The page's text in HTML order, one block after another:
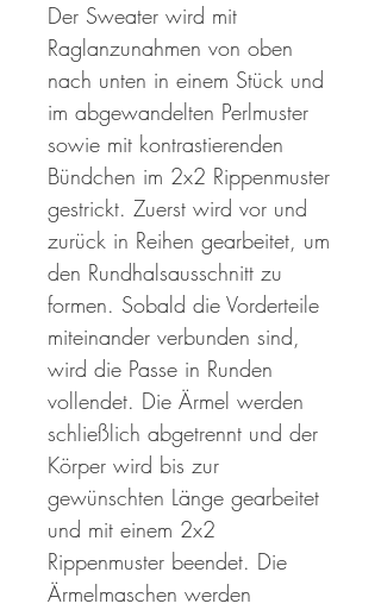
Der Sweater wird mit
Raglanzunahmen von oben
nach unten in einem Stück und
im abgewandelten Perlmuster
sowie mit kontrastierenden
Bündchen im 2x2 Rippenmuster
gestrickt. Zuerst wird vor und
zurück in Reihen gearbeitet, um
den Rundhalsausschnitt zu
formen. Sobald die Vorderteile
miteinander verbunden sind,
wird die Passe in Runden
vollendet. Die Ärmel werden
schließlich abgetrennt und der
Körper wird bis zur
gewünschten Länge gearbeitet
und mit einem 2x2
Rippenmuster beendet. Die
Ärmelmaschen werden